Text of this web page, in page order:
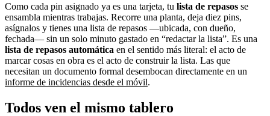
Como cada pin asignado ya es una tarjeta, tu lista de repasos se
ensambla mientras trabajas. Recorre una planta, deja diez pins,
asígnalos y tienes una lista de repasos —ubicada, con dueño,
fechada— sin un solo minuto gastado en “redactar la lista”. Es una
lista de repasos automática en el sentido más literal: el acto de
marcar cosas en obra es el acto de construir la lista. Las que
necesitan un documento formal desembocan directamente en un
informe de incidencias desde el móvil.
Todos ven el mismo tablero